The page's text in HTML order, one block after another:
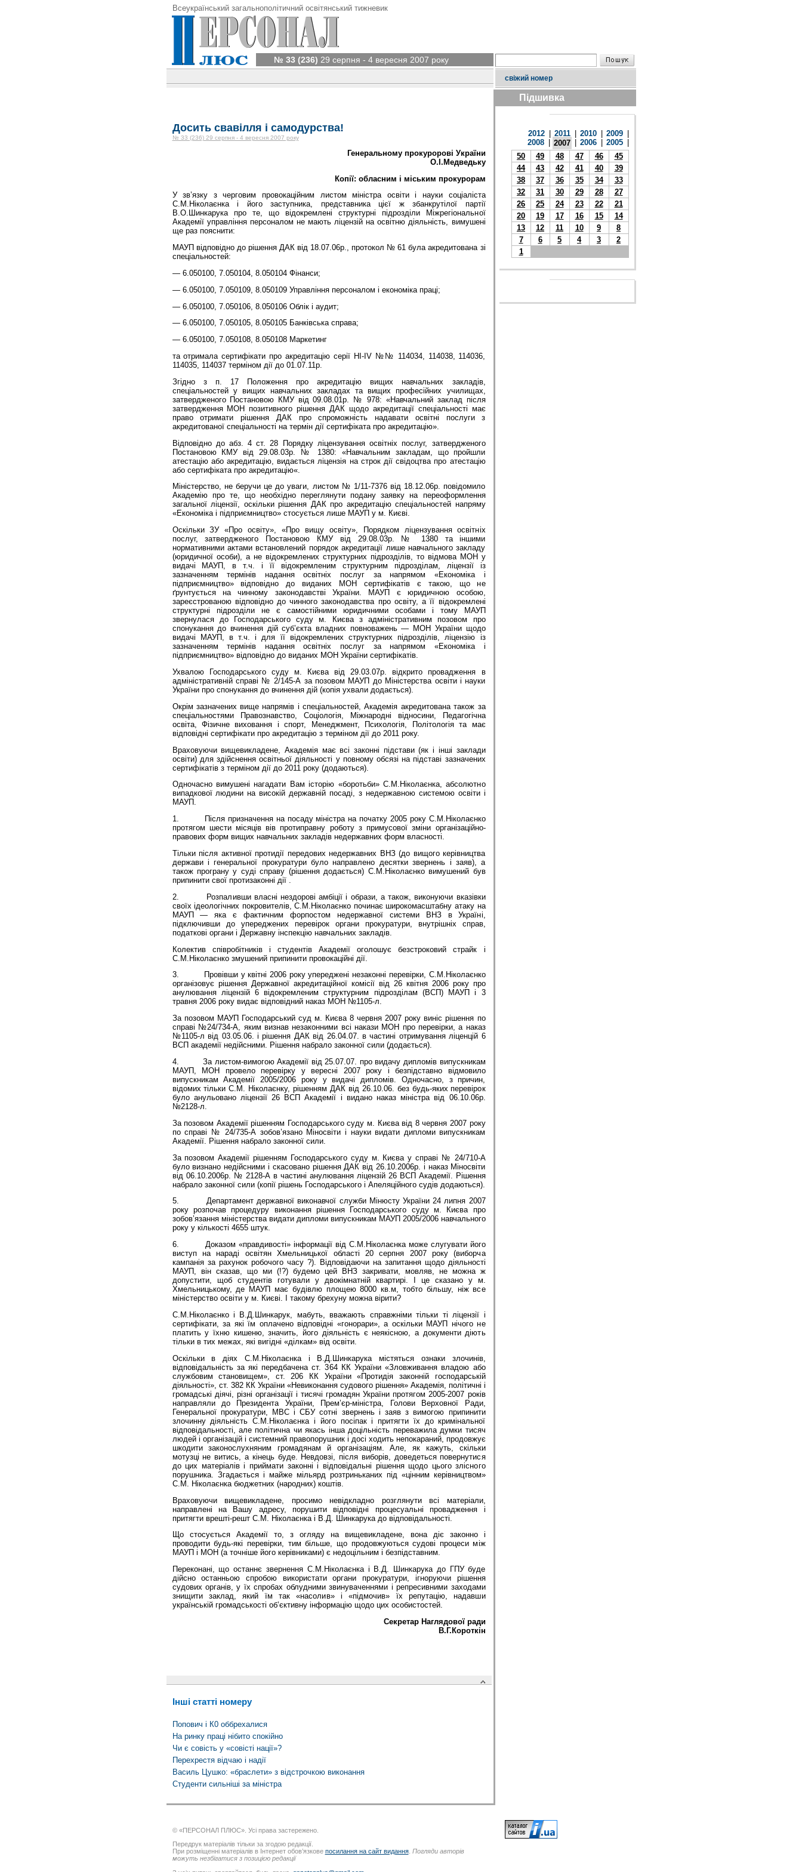
Всеукраїнський загальнополітичний освітянський тижневик
№ 33 (236) 29 серпня - 4 вересня 2007 року
свіжий номер
Досить свавілля і самодурства!
№ 33 (236) 29 серпня - 4 вересня 2007 року
Генеральному прокуророві України
О.І.Медведьку
Копії: обласним і міським прокурорам
У зв’язку з черговим провокаційним листом міністра освіти і науки соціаліста
С.М.Ніколаєнка і його заступника, представника цієї ж збанкрутілої партії
В.О.Шинкарука про те, що відокремлені структурні підрозділи Міжрегіональної
Академії управління персоналом не мають ліцензій на освітню діяльність, вимушені
ще раз пояснити:
МАУП відповідно до рішення ДАК від 18.07.06р., протокол № 61 була акредитована зі
спеціальностей:
— 6.050100, 7.050104, 8.050104 Фінанси;
— 6.050100, 7.050109, 8.050109 Управління персоналом і економіка праці;
— 6.050100, 7.050106, 8.050106 Облік і аудит;
— 6.050100, 7.050105, 8.050105 Банківська справа;
— 6.050100, 7.050108, 8.050108 Маркетинг
та отримала сертифікати про акредитацію серії НІ-ІV №№ 114034, 114038, 114036,
114035, 114037 терміном дії до 01.07.11р.
Згідно з п. 17 Положення про акредитацію вищих навчальних закладів,
спеціальностей у вищих навчальних закладах та вищих професійних училищах,
затвердженого Постановою КМУ від 09.08.01р. № 978: «Навчальний заклад після
затвердження МОН позитивного рішення ДАК щодо акредитації спеціальності має
право отримати рішення ДАК про спроможність надавати освітні послуги з
акредитованої спеціальності на термін дії сертифіката про акредитацію».
Відповідно до абз. 4 ст. 28 Порядку ліцензування освітніх послуг, затвердженого
Постановою КМУ від 29.08.03р. № 1380: «Навчальним закладам, що пройшли
атестацію або акредитацію, видається ліцензія на строк дії свідоцтва про атестацію
або сертифіката про акредитацію«.
Міністерство, не беручи це до уваги, листом № 1/11-7376 від 18.12.06р. повідомило
Академію про те, що необхідно переглянути подану заявку на переоформлення
загальної ліцензії, оскільки рішення ДАК про акредитацію спеціальностей напряму
«Економіка і підприємництво» стосується лише МАУП у м. Києві.
Оскільки ЗУ «Про освіту», «Про вищу освіту», Порядком ліцензування освітніх
послуг, затвердженого Постановою КМУ від 29.08.03р. № 1380 та іншими
нормативними актами встановлений порядок акредитації лише навчального закладу
(юридичної особи), а не відокремлених структурних підрозділів, то відмова МОН у
видачі МАУП, в т.ч. і її відокремленим структурним підрозділам, ліцензії із
зазначенням термінів надання освітніх послуг за напрямом «Економіка і
підприємництво» відповідно до виданих МОН сертифікатів є такою, що не
ґрунтується на чинному законодавстві України. МАУП є юридичною особою,
зареєстрованою відповідно до чинного законодавства про освіту, а її відокремлені
структурні підрозділи не є самостійними юридичними особами і тому МАУП
звернулася до Господарського суду м. Києва з адміністративним позовом про
спонукання до вчинення дій суб’єкта владних повноважень — МОН України щодо
видачі МАУП, в т.ч. і для її відокремлених структурних підрозділів, ліцензію із
зазначенням термінів надання освітніх послуг за напрямом «Економіка і
підприємництво» відповідно до виданих МОН України сертифікатів.
Ухвалою Господарського суду м. Києва від 29.03.07р. відкрито провадження в
адміністративній справі № 2/145-А за позовом МАУП до Міністерства освіти і науки
України про спонукання до вчинення дій (копія ухвали додається).
Окрім зазначених вище напрямів і спеціальностей, Академія акредитована також за
спеціальностями Правознавство, Соціологія, Міжнародні відносини, Педагогічна
освіта, Фізичне виховання і спорт, Менеджмент, Психологія, Політологія та має
відповідні сертифікати про акредитацію з терміном дії до 2011 року.
Враховуючи вищевикладене, Академія має всі законні підстави (як і інші заклади
освіти) для здійснення освітньої діяльності у повному обсязі на підставі зазначених
сертифікатів з терміном дії до 2011 року (додаються).
Одночасно вимушені нагадати Вам історію «боротьби» С.М.Ніколаєнка, абсолютно
випадкової людини на високій державній посаді, з недержавною системою освіти і
МАУП.
1. Після призначення на посаду міністра на початку 2005 року С.М.Ніколаєнко
протягом шести місяців вів протиправну роботу з примусової зміни організаційно-
правових форм вищих навчальних закладів недержавних форм власності.
Тільки після активної протидії передових недержавних ВНЗ (до вищого керівництва
держави і генеральної прокуратури було направлено десятки звернень і заяв), а
також програну у суді справу (рішення додається) С.М.Ніколаєнко вимушений був
припинити свої протизаконні дії .
2. Розпаливши власні нездорові амбіції і образи, а також, виконуючи вказівки
своїх ідеологічних покровителів, С.М.Ніколаєнко починає широкомасштабну атаку на
МАУП — яка є фактичним форпостом недержавної системи ВНЗ в Україні,
підключивши до упереджених перевірок органи прокуратури, внутрішніх справ,
податкові органи і Державну інспекцію навчальних закладів.
Колектив співробітників і студентів Академії оголошує безстроковий страйк і
С.М.Ніколаєнко змушений припинити провокаційні дії.
3. Провівши у квітні 2006 року упереджені незаконні перевірки, С.М.Ніколаєнко
організовує рішення Державної акредитаційної комісії від 26 квітня 2006 року про
анулювання ліцензій 6 відокремленим структурним підрозділам (ВСП) МАУП і 3
травня 2006 року видає відповідний наказ МОН №1105-л.
За позовом МАУП Господарський суд м. Києва 8 червня 2007 року виніс рішення по
справі №24/734-А, яким визнав незаконними всі накази МОН про перевірки, а наказ
№1105-л від 03.05.06. і рішення ДАК від 26.04.07. в частині отримування ліценцій 6
ВСП академії недійсними. Рішення набрало законної сили (додається).
4. За листом-вимогою Академії від 25.07.07. про видачу дипломів випускникам
МАУП, МОН провело перевірку у вересні 2007 року і безпідставно відмовило
випускникам Академії 2005/2006 року у видачі дипломів. Одночасно, з причин,
відомих тільки С.М. Ніколаєнку, рішенням ДАК від 26.10.06. без будь-яких перевірок
було анульовано ліцензії 26 ВСП Академії і видано наказ міністра від 06.10.06р.
№2128-л.
За позовом Академії рішенням Господарського суду м. Києва від 8 червня 2007 року
по справі № 24/735-А зобов’язано Міносвіти і науки видати дипломи випускникам
Академії. Рішення набрало законної сили.
За позовом Академії рішенням Господарського суду м. Києва у справі № 24/710-А
було визнано недійсними і скасовано рішення ДАК від 26.10.2006р. і наказ Міносвіти
від 06.10.2006р. № 2128-А в частині анулювання ліцензій 26 ВСП Академії. Рішення
набрало законної сили (копії рішень Господарського і Апеляційного судів додаються).
5. Департамент державної виконавчої служби Мінюсту України 24 липня 2007
року розпочав процедуру виконання рішення Господарського суду м. Києва про
зобов’язання міністерства видати дипломи випускникам МАУП 2005/2006 навчального
року у кількості 4655 штук.
6. Доказом «правдивості» інформації від С.М.Ніколаєнка може слугувати його
виступ на нараді освітян Хмельницької області 20 серпня 2007 року (виборча
кампанія за рахунок робочого часу ?). Відповідаючи на запитання щодо діяльності
МАУП, він сказав, що ми (!?) будемо цей ВНЗ закривати, мовляв, не можна ж
допустити, щоб студентів готували у двокімнатній квартирі. І це сказано у м.
Хмельницькому, де МАУП має будівлю площею 8000 кв.м, тобто більшу, ніж все
міністерство освіти у м. Києві. І такому брехуну можна вірити?
С.М.Ніколаєнко і В.Д.Ши­нкарук, мабуть, вважають справжніми тільки ті ліцензії і
сертифікати, за які їм оплачено відповідні «гонорари», а оскільки МАУП нічого не
платить у їхню кишеню, значить, його діяльність є неякісною, а документи діють
тільки в тих межах, які вигідні «ділкам» від освіти.
Оскільки в діях С.М.Ніколаєнка і В.Д.Ши­н­карука містяться ознаки злочинів,
відповідальність за які передбачена ст. 364 КК України «Зловживання владою або
службовим становищем», ст. 206 КК України «Протидія законній господарській
діяльності», ст. 382 КК України «Невиконання судового рішення» Академія, політичні і
громадські діячі, різні організації і тисячі громадян України протягом 2005-2007 років
направляли до Президента України, Прем’єр-міністра, Голови Верховної Ради,
Генеральної прокуратури, МВС і СБУ сотні звернень і заяв з вимогою припинити
злочинну діяльність С.М.Ніколаєнка і його посіпак і притягти їх до кримінальної
відповідальності, але політична чи якась інша доцільність переважила думки тисяч
людей і організацій і системний правопорушник і досі ходить непокараний, продовжує
шкодити законослухняним громадянам й організаціям. Але, як кажуть, скільки
мотузці не витись, а кінець буде. Невдовзі, після виборів, доведеться повернутися
до цих матеріалів і приймати законні і відповідальні рішення щодо цього злісного
порушника. Згадається і майже мільярд розтриньканих під «цінним керівництвом»
С.М. Ніколаєнка бюджетних (народних) коштів.
Враховуючи вищевикладене, просимо невідкладно розглянути всі матеріали,
направлені на Вашу адресу, порушити відповідні процесуальні провадження і
притягти врешті-решт С.М. Ніколаєнка і В.Д. Шинкарука до відповідальності.
Що стосується Академії то, з огляду на вищевикладене, вона діє законно і
проводити будь-які перевірки, тим більше, що продовжуються судові процеси між
МАУП і МОН (а точніше його керівниками) є недоцільним і безпідставним.
Переконані, що останнє звернення С.М.Ніколаєнка і В.Д. Шинкарука до ГПУ буде
дійсно останньою спробою використати органи прокуратури, ігноруючи рішення
судових органів, у їх спробах облудними звинуваченнями і репресивними заходами
знищити заклад, який їм так «насолив» і «підмочив» їх репутацію, надавши
українській громадськості об’єктивну інформацію щодо цих особистостей.
Секретар Наглядової ради
В.Г.Короткін
Інші статті номеру
Попович і К0 оббрехалися
На ринку праці нібито спокійно
Чи є совість у «совісті нації»?
Перехрестя відчаю і надії
Василь Цушко: «браслети» з відстрочкою виконання
Студенти сильніші за міністра
Підшивка
2012 2011 2010 2009
2008
2007 2006 2005
50
49 48 47 46
45
44
43 42 41 40
39
38
37 36 35 34
33
32
31 30 29 28
27
26
25 24 23 22
21
20
19 17 16 15
14
13
12 11 10 9
8
7
6 5 4 3
2
1
© «ПЕРСОНАЛ ПЛЮС». Усі права застережено.
Передрук матеріалів тільки за згодою редакції.
При розміщенні матеріалів в Інтернет обов’язкове посилання на сайт видання. Погляди авторів
можуть незбігатися з позицією редакції